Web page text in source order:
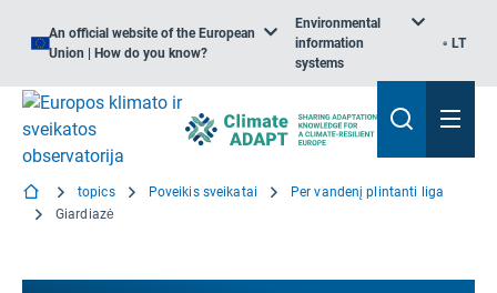
An official website of the European
Union | How do you know?
Environmental
information
systems
LT
topics Poveikis sveikatai
Per vandenį plintanti liga
Giardiazė